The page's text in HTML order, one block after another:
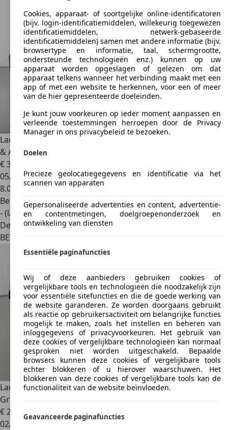
Lamborghini Huracán
Huracan STO LP640-2 - Blu Astraeus
& Akrapovic!
€ 359.000
05/2026
8.099 km
Benzine
- (l/100 km)
Dealer
BE 2160
Lamborghini HuracánHuracan Performante - LP640-4 -
Grigio Titans - First Owner!
€ 299.900
02/2019
Cookies, apparaat- of soortgelijke online-identificatoren
(bijv. login-identificatiemiddelen, willekeurig toegewezen
identificatiemiddelen, netwerk-gebaseerde
identificatiemiddelen) samen met andere informatie (bijv.
browsertype en informatie, taal, schermgrootte,
ondersteunde technologieën enz.) kunnen op uw
apparaat worden opgeslagen of gelezen om dat
apparaat telkens wanneer het verbinding maakt met een
app of met een website te herkennen, voor een of meer
van de hier gepresenteerde doeleinden.
Je kunt jouw voorkeuren op ieder moment aanpassen en
verleende toestemmingen herroepen door de Privacy
Manager in ons privacybeleid te bezoeken.
Doelen
Precieze geolocatiegegevens en identificatie via het
scannen van apparaten
Gepersonaliseerde advertenties en content, advertentie-
en contentmetingen, doelgroepenonderzoek en
ontwikkeling van diensten
Essentiële paginafuncties
Wij of deze aanbieders gebruiken cookies of
vergelijkbare tools en technologieën die noodzakelijk zijn
voor essentiële sitefuncties en die de goede werking van
de website garanderen. Ze worden doorgaans gebruikt
als reactie op gebruikersactiviteit om belangrijke functies
mogelijk te maken, zoals het instellen en beheren van
inloggegevens of privacyvoorkeuren. Het gebruik van
deze cookies of vergelijkbare technologieën kan normaal
gesproken niet worden uitgeschakeld. Bepaalde
browsers kunnen deze cookies of vergelijkbare tools
echter blokkeren of u hierover waarschuwen. Het
blokkeren van deze cookies of vergelijkbare tools kan de
functionaliteit van de website beïnvloeden.
Geavanceerde paginafuncties